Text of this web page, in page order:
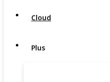
Cloud
Plus